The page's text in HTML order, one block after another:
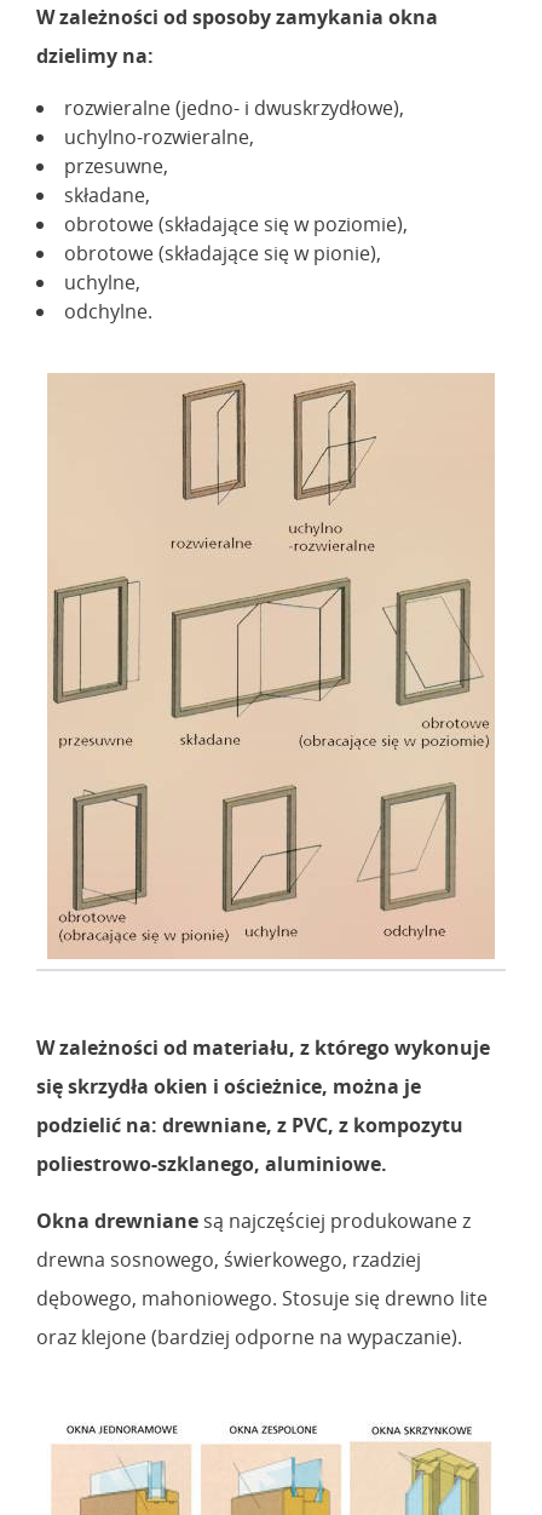
W zależności od sposoby zamykania okna
dzielimy na:
rozwieralne (jedno- i dwuskrzydłowe),
uchylno-rozwieralne,
przesuwne,
składane,
obrotowe (składające się w poziomie),
obrotowe (składające się w pionie),
uchylne,
odchylne.
W zależności od materiału, z którego wykonuje
się skrzydła okien i ościeżnice, można je
podzielić na: drewniane, z PVC, z kompozytu
poliestrowo-szklanego, aluminiowe.
Okna drewniane są najczęściej produkowane z
drewna sosnowego, świerkowego, rzadziej
dębowego, mahoniowego. Stosuje się drewno lite
oraz klejone (bardziej odporne na wypaczanie).